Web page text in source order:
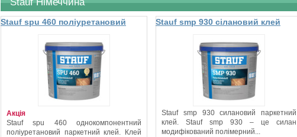
Stauf spu 460 поліуретановий
Акція
Stauf spu 460 однокомпонентний
поліуретановий паркетний клей. Клей
Stauf smp 930 сілановий клей
Stauf smp 930 силановий паркетний
клей. Stauf smp 930 – це силан
модифікований полімерний...